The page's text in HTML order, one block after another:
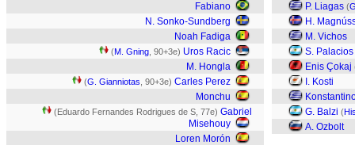
Fabiano
N. Sonko-Sundberg
Noah Fadiga
(M. Gning , 90+3e) Uros Racic
M. Hongla
(G. Gianniotas , 90+3e) Carles Perez
Monchu
(Eduardo Fernandes Rodrigues de S, 77e) Gabriel
Misehouy
Loren Morón
P. Liagas (
H.
M. Vichos
S. Palacios
Enis Çokaj
I. Kosti
G. Balzi (
A. Ozbolt